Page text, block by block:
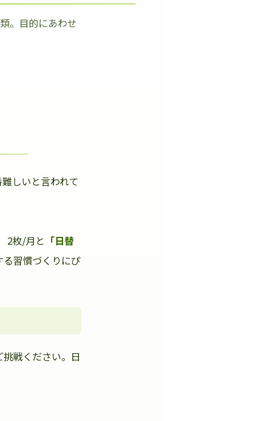
。目的にあわせ
しいと言われて
2枚/月と 「日替
習慣づくりにぴ
戦ください。日